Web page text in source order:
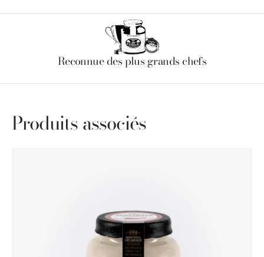
Reconnue des plus grands chefs
Produits associés